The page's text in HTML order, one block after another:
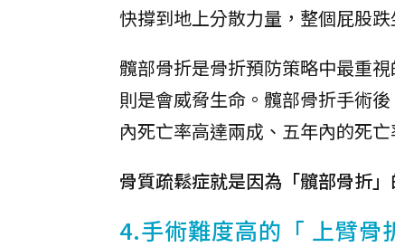
快撐到地上分散力量，整個屁股
髖部骨折是骨折預防策略中最重
則是會威脅生命。髖部骨折手術
內死亡率高達兩成、五年內的死
骨質疏鬆症就是因為「髖部骨折
4.手術難度高的「 上臂骨